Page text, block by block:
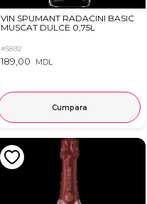
VIN SPUMANT RADACINI BASIC
MUSCAT DULCE 0,75L
#5892
189,00 MDL
Cumpara